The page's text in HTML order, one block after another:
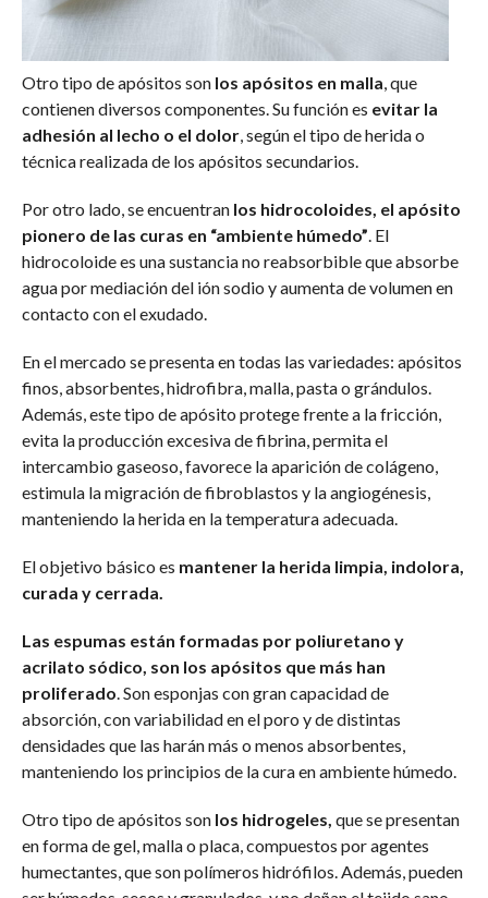
Otro tipo de apósitos son los apósitos en malla , que
contienen diversos componentes. Su función es evitar la
adhesión al lecho o el dolor, según el tipo de herida o
técnica realizada de los apósitos secundarios.
Por otro lado, se encuentran los hidrocoloides, el apósito
pionero de las curas en “ambiente húmedo” . El
hidrocoloide es una sustancia no reabsorbible que absorbe
agua por mediación del ión sodio y aumenta de volumen en
contacto con el exudado.
En el mercado se presenta en todas las variedades: apósitos
finos, absorbentes, hidrofibra, malla, pasta o grándulos.
Además, este tipo de apósito protege frente a la fricción,
evita la producción excesiva de fibrina, permita el
intercambio gaseoso, favorece la aparición de colágeno,
estimula la migración de fibroblastos y la angiogénesis,
manteniendo la herida en la temperatura adecuada.
El objetivo básico es mantener la herida limpia, indolora,
curada y cerrada.
Las espumas están formadas por poliuretano y
acrilato sódico, son los apósitos que más han
proliferado . Son esponjas con gran capacidad de
absorción, con variabilidad en el poro y de distintas
densidades que las harán más o menos absorbentes,
manteniendo los principios de la cura en ambiente húmedo.
Otro tipo de apósitos son los hidrogeles, que se presentan
en forma de gel, malla o placa, compuestos por agentes
humectantes, que son polímeros hidrófilos. Además, pueden